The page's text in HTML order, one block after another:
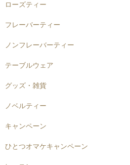
ローズティー
フレーバーティー
ノンフレーバーティー
テーブルウェア
グッズ・雑貨
ノベルティー
キャンペーン
ひとつオマケキャンペーン